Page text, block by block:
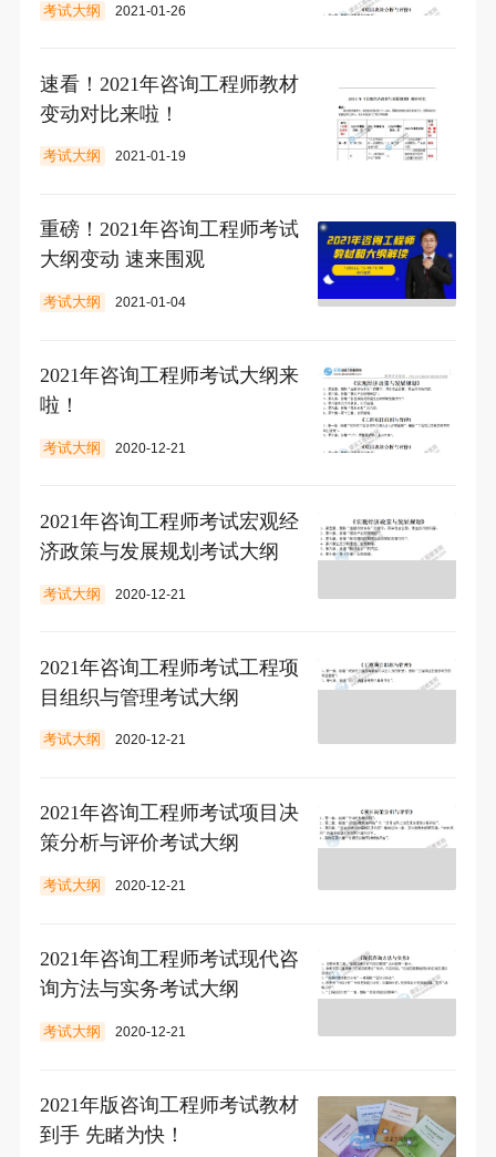
考试大纲 2021-01-26
速看！2021年咨询工程师教材
变动对比来啦！
考试大纲 2021-01-19
重磅！2021年咨询工程师考试
大纲变动 速来围观
考试大纲 2021-01-04
2021年咨询工程师考试大纲来
啦！
考试大纲 2020-12-21
2021年咨询工程师考试宏观经
济政策与发展规划考试大纲
考试大纲 2020-12-21
2021年咨询工程师考试工程项
目组织与管理考试大纲
考试大纲 2020-12-21
2021年咨询工程师考试项目决
策分析与评价考试大纲
考试大纲 2020-12-21
2021年咨询工程师考试现代咨
询方法与实务考试大纲
考试大纲 2020-12-21
2021年版咨询工程师考试教材
到手 先睹为快！